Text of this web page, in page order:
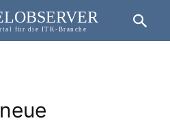
für die ITK-Branche